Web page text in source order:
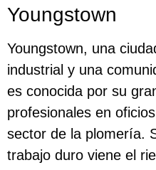
Youngstown
Youngstown, una
industrial y una
es conocida por su
profesionales en
sector de la plomería.
trabajo duro viene el